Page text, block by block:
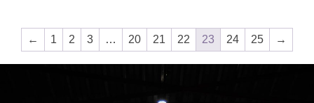
← 1 2 3 … 20 21 22 23 24 25 →